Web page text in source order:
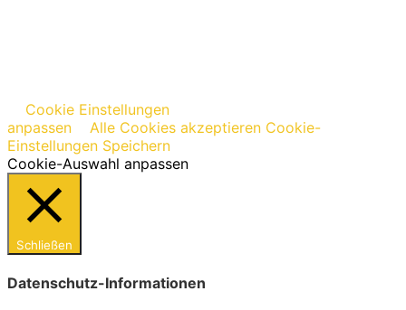
Cookie Einstellungen
anpassen
Alle Cookies akzeptieren Cookie-
Einstellungen Speichern
Cookie-Auswahl anpassen
Schließen
Datenschutz-Informationen